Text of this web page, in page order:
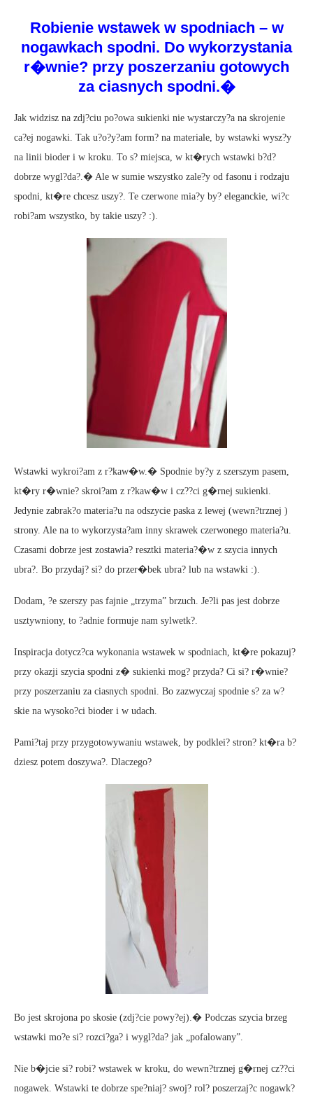
Robienie wstawek w spodniach – w
nogawkach spodni. Do wykorzystania
r�wnie? przy poszerzaniu gotowych
za ciasnych spodni.�
Jak widzisz na zdj?ciu po?owa sukienki nie wystarczy?a na skrojenie
ca?ej nogawki. Tak u?o?y?am form? na materiale, by wstawki wysz?y
na linii bioder i w kroku. To s? miejsca, w kt�rych wstawki b?d?
dobrze wygl?da?.� Ale w sumie wszystko zale?y od fasonu i rodzaju
spodni, kt�re chcesz uszy?. Te czerwone mia?y by? eleganckie, wi?c
robi?am wszystko, by takie uszy? :).
Wstawki wykroi?am z r?kaw�w.� Spodnie by?y z szerszym pasem,
kt�ry r�wnie? skroi?am z r?kaw�w i cz??ci g�rnej sukienki.
Jedynie zabrak?o materia?u na odszycie paska z lewej (wewn?trznej )
strony. Ale na to wykorzysta?am inny skrawek czerwonego materia?u.
Czasami dobrze jest zostawia? resztki materia?�w z szycia innych
ubra?. Bo przydaj? si? do przer�bek ubra? lub na wstawki :).
Dodam, ?e szerszy pas fajnie „trzyma” brzuch. Je?li pas jest dobrze
usztywniony, to ?adnie formuje nam sylwetk?.
Inspiracja dotycz?ca wykonania wstawek w spodniach, kt�re pokazuj?
przy okazji szycia spodni z� sukienki mog? przyda? Ci si? r�wnie?
przy poszerzaniu za ciasnych spodni. Bo zazwyczaj spodnie s? za w?
skie na wysoko?ci bioder i w udach.
Pami?taj przy przygotowywaniu wstawek, by podklei? stron? kt�ra b?
dziesz potem doszywa?. Dlaczego?
Bo jest skrojona po skosie (zdj?cie powy?ej).� Podczas szycia brzeg
wstawki mo?e si? rozci?ga? i wygl?da? jak „pofalowany”.
Nie b�jcie si? robi? wstawek w kroku, do wewn?trznej g�rnej cz??ci
nogawek. Wstawki te dobrze spe?niaj? swoj? rol? poszerzaj?c nogawk?